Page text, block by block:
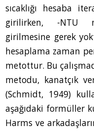
sıcaklığı hesaba
girilirken, Ԑ-NTU
girilmesine gerek
hesaplama zaman
metottur. Bu
metodu, kanatçık
(Schmidt, 1949)
aşağıdaki formüller
Harms ve